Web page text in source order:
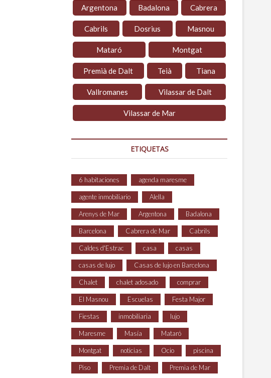
Argentona Badalona Cabrera
Cabrils Dosrius Masnou
Mataró Montgat
Premià de Dalt Teià Tiana
Vallromanes Vilassar de Dalt
Vilassar de Mar
ETIQUETAS
6 habitaciones agenda maresme
agente inmobiliario Alella
Arenys de Mar Argentona Badalona
Barcelona Cabrera de Mar Cabrils
Caldes d'Estrac casa casas
casas de lujo Casas de lujo en Barcelona
Chalet chalet adosado comprar
El Masnou Escuelas Festa Major
Fiestas inmobiliaria lujo
Maresme Masía Mataró
Montgat noticias Ocio piscina
Piso Premia de Dalt Premia de Mar